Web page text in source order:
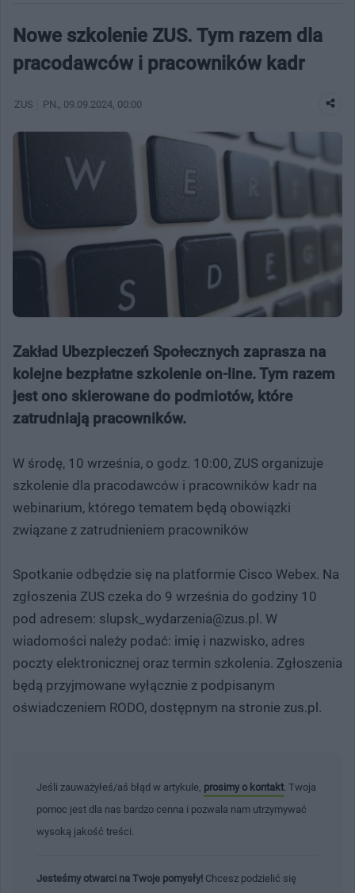
Nowe szkolenie ZUS. Tym razem dla
pracodawców i pracowników kadr
ZUS PN. , 09.09.2024, 00:00
Zakład Ubezpieczeń Społecznych zaprasza na
kolejne bezpłatne szkolenie on-line. Tym razem
jest ono skierowane do podmiotów, które
zatrudniają pracowników.
W środę, 10 września, o godz. 10:00, ZUS organizuje
szkolenie dla pracodawców i pracowników kadr na
webinarium, którego tematem będą obowiązki
związane z zatrudnieniem pracowników
Spotkanie odbędzie się na platformie Cisco Webex. Na
zgłoszenia ZUS czeka do 9 września do godziny 10
pod adresem: slupsk_wydarzenia@zus.pl. W
wiadomości należy podać: imię i nazwisko, adres
poczty elektronicznej oraz termin szkolenia. Zgłoszenia
będą przyjmowane wyłącznie z podpisanym
oświadczeniem RODO, dostępnym na stronie zus.pl.
Jeśli zauważyłeś/aś błąd w artykule, prosimy o kontakt . Twoja
pomoc jest dla nas bardzo cenna i pozwala nam utrzymywać
wysoką jakość treści.
Jesteśmy otwarci na Twoje pomysły! Chcesz podzielić się